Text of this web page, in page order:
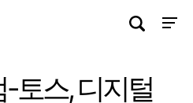
사이
검색창 열기
토스, 디지털